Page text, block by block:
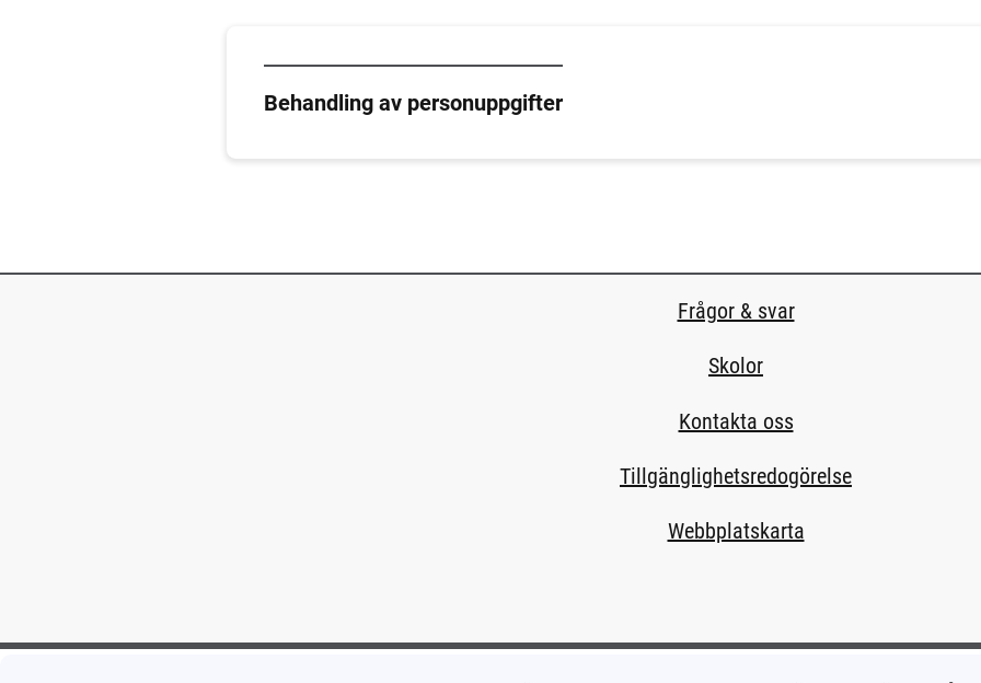
Behandling av personuppgifter
Frågor & svar
Skolor
Kontakta oss
Tillgänglighetsredogörelse
Webbplatskarta